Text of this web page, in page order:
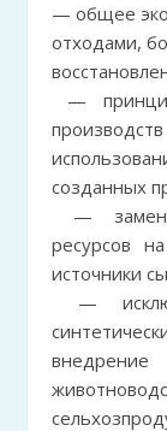
— общее
отходами,
—
созданных
— замена
ресурсов
источники
—